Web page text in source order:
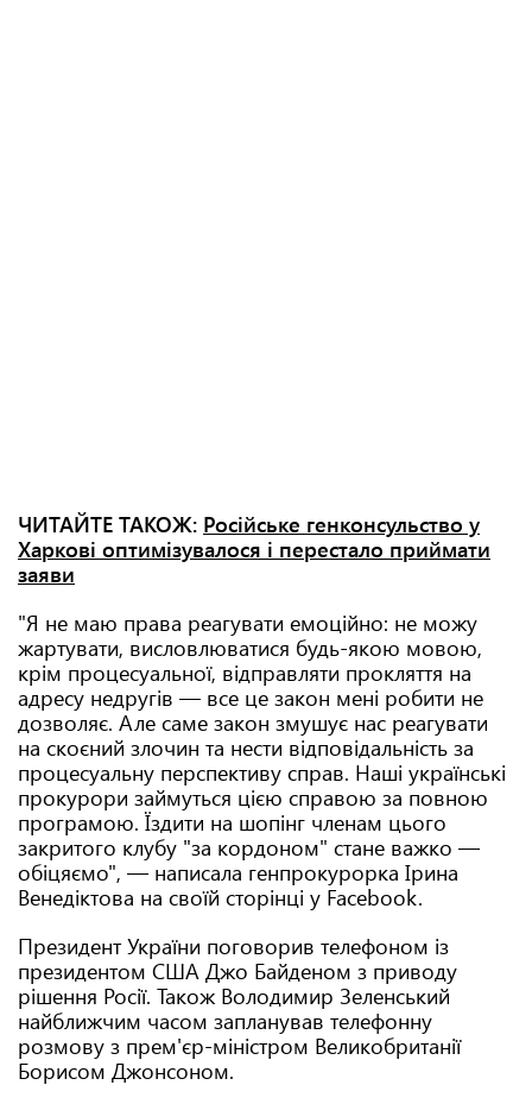
ЧИТАЙТЕ ТАКОЖ: Російське генконсульство у
Харкові оптимізувалося і перестало приймати
заяви
"Я не маю права реагувати емоційно: не можу
жартувати, висловлюватися будь-якою мовою,
крім процесуальної, відправляти прокляття на
адресу недругів — все це закон мені робити не
дозволяє. Але саме закон змушує нас реагувати
на скоєний злочин та нести відповідальність за
процесуальну перспективу справ. Наші українські
прокурори займуться цією справою за повною
програмою. Їздити на шопінг членам цього
закритого клубу "за кордоном" стане важко —
обіцяємо", — написала генпрокурорка Ірина
Венедіктова на своїй сторінці у Facebook.
Президент України поговорив телефоном із
президентом США Джо Байденом з приводу
рішення Росії. Також Володимир Зеленський
найближчим часом запланував телефонну
розмову з прем'єр-міністром Великобританії
Борисом Джонсоном.